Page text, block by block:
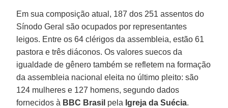
Em sua composição atual, 187 dos 251 assentos do
Sínodo Geral são ocupados por representantes
leigos. Entre os 64 clérigos da assembleia, estão 61
pastora e três diáconos. Os valores suecos da
igualdade de gênero também se refletem na formação
da assembleia nacional eleita no último pleito: são
124 mulheres e 127 homens, segundo dados
fornecidos à BBC Brasil pela Igreja da Suécia.